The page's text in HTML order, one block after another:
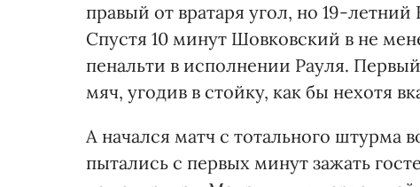
правый от вратаря угол, но 19-
Спустя 10 минут Шовковский в не
пенальти в исполнении Рауля.
мяч, угодив в стойку, как бы нехотя
А начался матч с тотального штурма
пытались с первых минут зажать